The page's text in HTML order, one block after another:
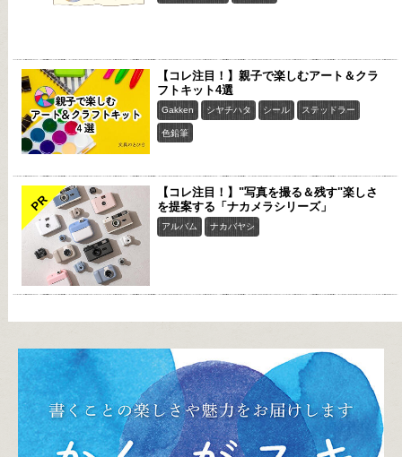
【コレ注目！】親子で楽しむアート＆クラ
フトキット4選
Gakken シヤチハタ シール ステッドラー
色鉛筆
PR
【コレ注目！】"写真を撮る＆残す"楽しさ
を提案する「ナカメラシリーズ」
アルバム ナカバヤシ